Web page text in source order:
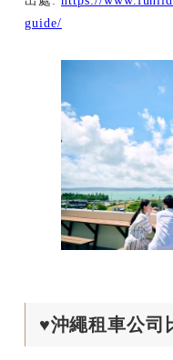
guide/
♥沖繩租車公司